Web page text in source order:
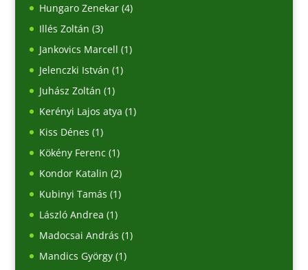
Hungaro Zenekar(4)
Illés Zoltán (3)
Jankovics Marcell (1)
Jelenczki István (1)
Juhász Zoltán (1)
Kerényi Lajos atya (1)
Kiss Dénes (1)
Kökény Ferenc (1)
Kondor Katalin (2)
Kubinyi Tamás (1)
László Andrea (1)
Madocsai András (1)
Mandics György(1)